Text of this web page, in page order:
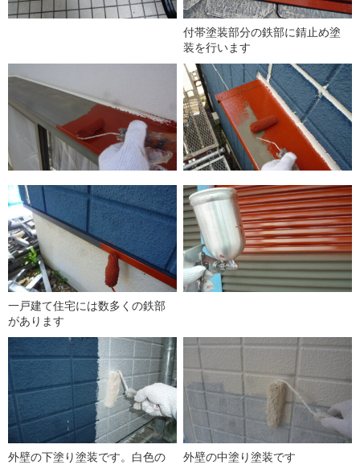
付帯塗装部分の鉄部に錆止め塗
装を行います
一戸建て住宅には数多くの鉄部
があります
外壁の下塗り塗装です。白色の
外壁の中塗り塗装です